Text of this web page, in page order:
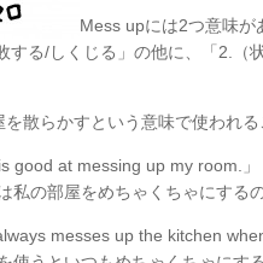
Mess upには2つ意味が
する/しくじる」の他に、「2.（
散らかすという意味で使われる
good at messing up my room.」
私の部屋をめちゃくちゃにする
messes up the kitchen